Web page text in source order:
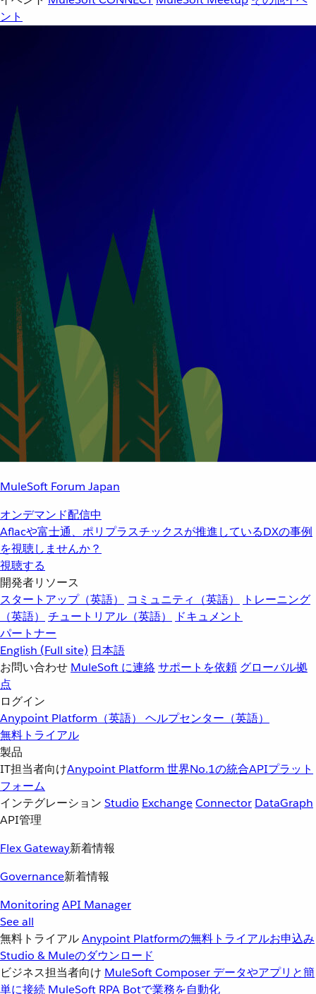
ント
MuleSoft Forum Japan
オンデマンド配信中
Aflacや富士通、ポリプラスチックスが推進しているDXの事例
を視聴しませんか？
視聴する
開発者リソース
スタートアップ（英語）
コミュニティ（英語）
トレーニング
（英語）
チュートリアル（英語）
ドキュメント
パートナー
English (Full site) 日本語
お問い合わせ MuleSoft に連絡サポートを依頼 グローバル拠
点
ログイン
Anypoint Platform（英語） ヘルプセンター（英語）
無料トライアル
製品
IT担当者向けAnypoint Platform 世界No.1の統合APIプラット
フォーム
インテグレーション Studio ExchangeConnector DataGraph
API管理
Flex Gateway新着情報
Governance新着情報
MonitoringAPI Manager
See all
無料トライアルAnypoint Platformの無料トライアルお申込み
Studio & Muleのダウンロード
ビジネス担当者向け MuleSoft Composer データやアプリと簡
単に接続 MuleSoft RPA Botで業務を自動化